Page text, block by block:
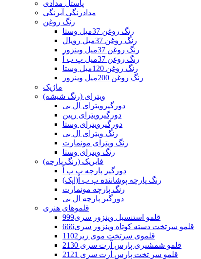
پاستل مدادی
مدادرنگی آبرنگی
رنگ روغن
رنگ روغن 37میل وستا
رنگ روغن 37میل رویال
رنگ روغن 37میل وینزور
رنگ روغن 37میل پ ب اُ
رنگ روغن 120میل وستا
رنگ روغن 200میل وینزور
ماژیک
ویترای (رنگ شیشه)
دورگیرویترای ال بی
دورگیرویترای رپین
دورگیرویترای وستا
رنگ ویترای ال بی
رنگ ویترای مونمارت
رنگ ویترای وستا
فابریک (رنگ پارچه)
دورگیر پارچه پ ب اُ
رنگ پارچه پوشاننده پ ب اُ(اپک)
رنگ پارچه مونمارت
دورگیر پارچه ال بی
قلموهای هنری
قلمو استنسیل وینزور سری999
قلمو سرتخت دسته کوتاه وینزور سری666
قلموی سرتخت موی زبر1102
قلمو شمشیری پارس آرت سری 2130
قلمو سر تخت پارس آرت سری 2121